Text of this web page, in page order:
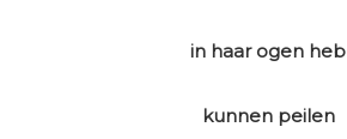
in haar ogen heb
kunnen peilen